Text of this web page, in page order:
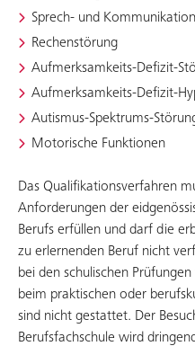
Sprech- und
Rechenstörung
Aufmerksamkeits-Defizit-
Aufmerksamkeits-Defizit-
Autismus-Spektrums-
Motorische Funktionen
Das Qualifikationsverfahren
Anforderungen der
Berufs erfüllen und darf die
zu erlernenden Beruf nicht
bei den schulischen
beim praktischen oder
sind nicht gestattet. Der
Berufsfachschule wird